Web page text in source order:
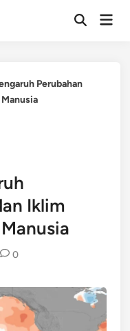
OpenMain
Perubahan
Iklim
0